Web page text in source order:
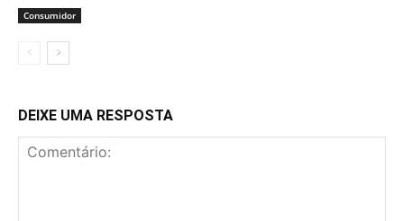
Consumidor
DEIXE UMA RESPOSTA